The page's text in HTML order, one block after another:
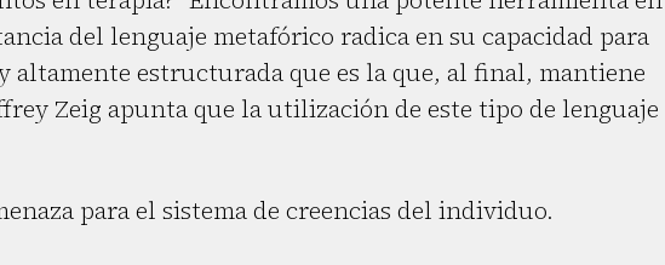
del lenguaje metafórico radica en su capacidad para
estructurada que es la que, al final, mantiene
Zeig apunta que la utilización de este tipo de lenguaje
para el sistema de creencias del individuo.